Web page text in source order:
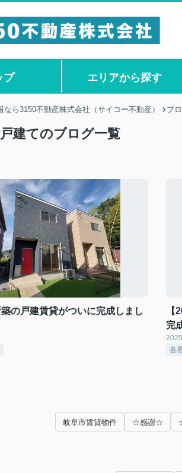
プ エリアから探す
ら3150不動産株式会社（サイコー不動産） ブ
建てのブログ一覧
築の戸建賃貸がついに完成しまし
【
完
各
岐阜市賃貸物件 ☆感謝☆